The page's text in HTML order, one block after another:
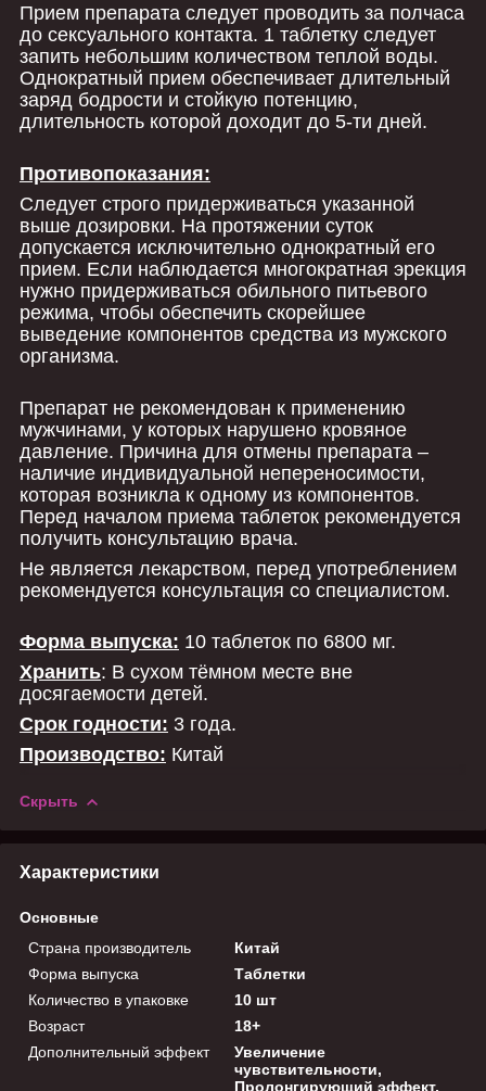
Прием препарата следует проводить за полчаса
до сексуального контакта. 1 таблетку следует
запить небольшим количеством теплой воды.
Однократный прием обеспечивает длительный
заряд бодрости и стойкую потенцию,
длительность которой доходит до 5-ти дней.
Противопоказания:
Следует строго придерживаться указанной
выше дозировки. На протяжении суток
допускается исключительно однократный его
прием. Если наблюдается многократная эрекция
нужно придерживаться обильного питьевого
режима, чтобы обеспечить скорейшее
выведение компонентов средства из мужского
организма.
Препарат не рекомендован к применению
мужчинами, у которых нарушено кровяное
давление. Причина для отмены препарата –
наличие индивидуальной непереносимости,
которая возникла к одному из компонентов.
Перед началом приема таблеток рекомендуется
получить консультацию врача.
Не является лекарством, перед употреблением
рекомендуется консультация со специалистом.
Форма выпуска: 10 таблеток по 6800 мг.
Хранить: В сухом тёмном месте вне
досягаемости детей.
Срок годности: 3 года.
Производство: Китай
Скрыть
Характеристики
Основные
Страна производитель
Китай
Форма выпуска
Таблетки
Количество в упаковке
10 шт
Возраст
18+
Дополнительный эффект
Увеличение
чувствительности,
Пролонгирующий эффект,